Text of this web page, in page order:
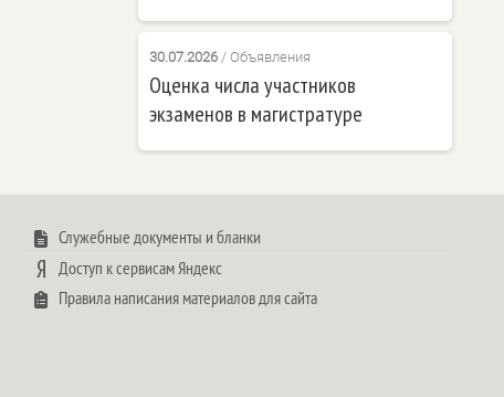
30.07.2026/ Объявления
Оценка числа участников
экзаменов в магистратуре
Служебные документы и бланки
Доступ к сервисам Яндекс
Правила написания материалов для сайта